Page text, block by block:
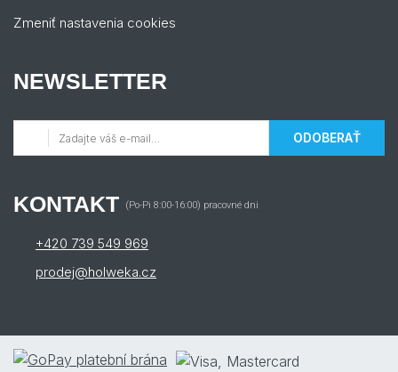
Zmeniť nastavenia cookies
NEWSLETTER
ODOBERAŤ
KONTAKT (Po-Pi 8:00-16:00) pracovné dni
+420 739 549 969
prodej@holweka.cz